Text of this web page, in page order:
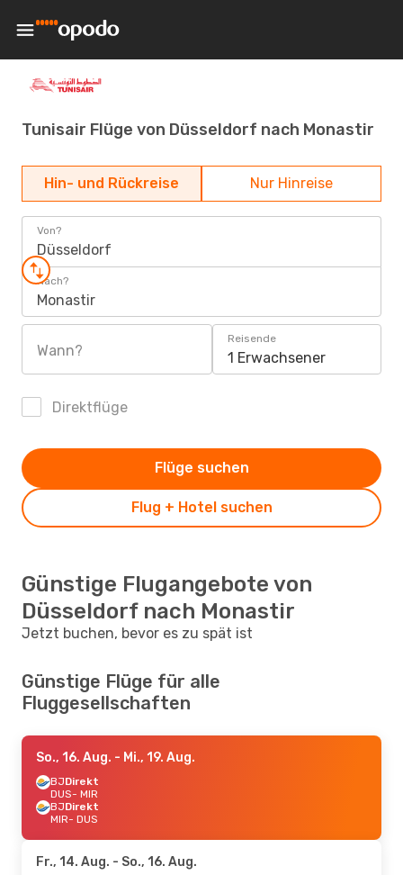
Tunisair Flüge von Düsseldorf nach Monastir
Hin- und Rückreise Nur Hinreise
Von?
Düsseldorf
Nach?
Monastir
Wann?
Reisende
1 Erwachsener
Direktflüge
Flug + Hotel suchen
Flüge suchen
Günstige Flugangebote von
Düsseldorf nach Monastir
Jetzt buchen, bevor es zu spät ist
Günstige Flüge für alle
Fluggesellschaften
So., 16. Aug. - Mi., 19. Aug.
BJDirekt
DUS- MIR
BJDirekt
MIR- DUS
Fr., 14. Aug. - So., 16. Aug.